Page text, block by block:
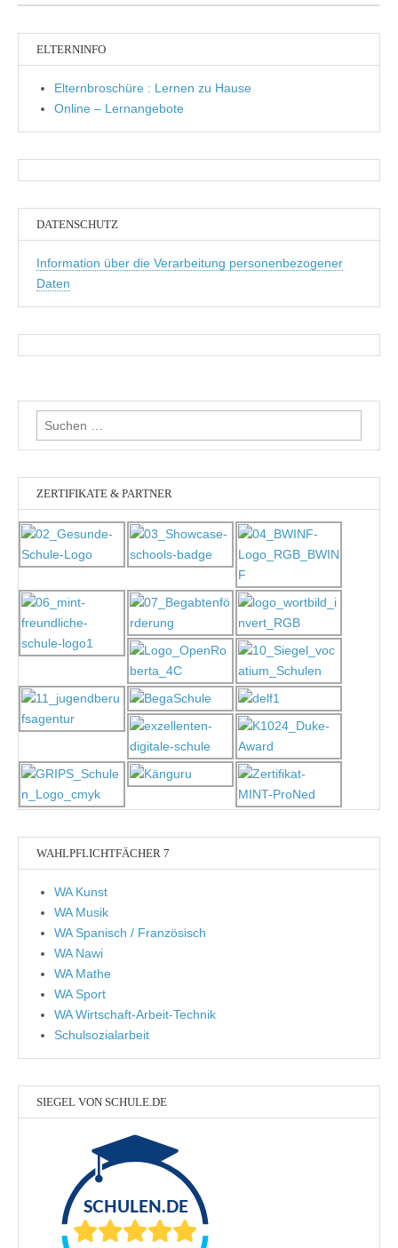
ELTERNINFO
Elternbroschüre : Lernen zu Hause
Online – Lernangebote
DATENSCHUTZ
Information über die Verarbeitung personenbezogener
Daten
Suchen
nach:
ZERTIFIKATE & PARTNER
WAHLPFLICHTFÄCHER 7
WA Kunst
WA Musik
WA Spanisch / Französisch
WA Nawi
WA Mathe
WA Sport
WA Wirtschaft-Arbeit-Technik
Schulsozialarbeit
SIEGEL VON SCHULE.DE